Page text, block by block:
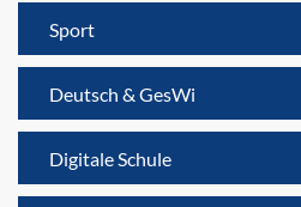
Sport
Deutsch & GesWi
Digitale Schule